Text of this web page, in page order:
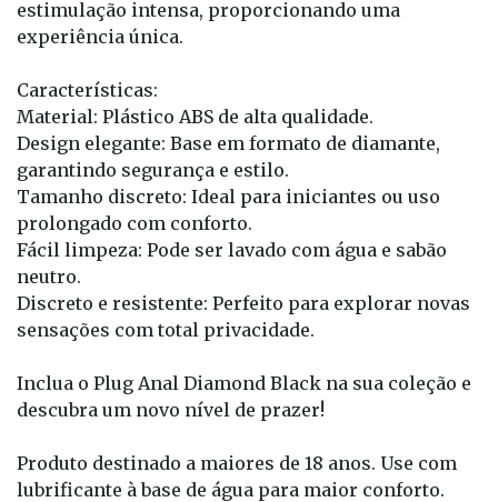
estimulação intensa, proporcionando uma
experiência única.
Características:
Material: Plástico ABS de alta qualidade.
Design elegante: Base em formato de diamante,
garantindo segurança e estilo.
Tamanho discreto: Ideal para iniciantes ou uso
prolongado com conforto.
Fácil limpeza: Pode ser lavado com água e sabão
neutro.
Discreto e resistente: Perfeito para explorar novas
sensações com total privacidade.
Inclua o Plug Anal Diamond Black na sua coleção e
descubra um novo nível de prazer!
Produto destinado a maiores de 18 anos. Use com
lubrificante à base de água para maior conforto.